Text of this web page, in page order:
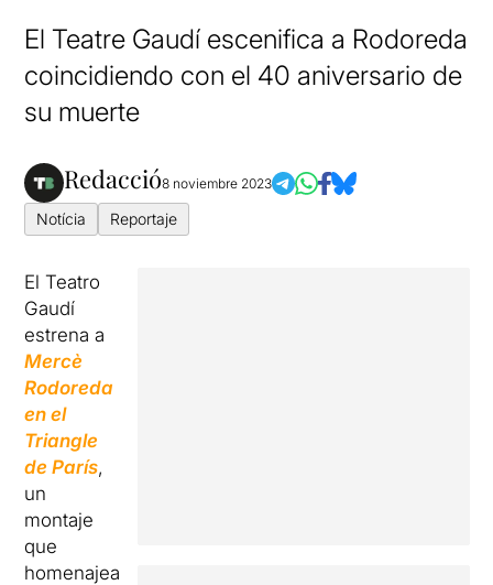
El Teatre Gaudí escenifica a Rodoreda
coincidiendo con el 40 aniversario de
su muerte
Redacció8 noviembre 2023
Notícia Reportaje
El Teatro
Gaudí
estrena a
Mercè
Rodoreda
en el
Triangle
de París,
un
montaje
que
homenajea